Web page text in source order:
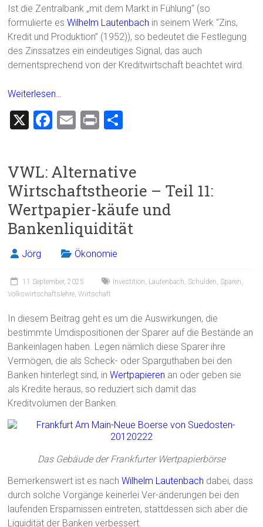
Ist die Zentralbank „mit dem Markt in Fühlung“ (so
formulierte esWilhelm Lautenbach in seinem Werk “Zins,
Kredit und Produktion” (1952)), so bedeutet die Festlegung
des Zinssatzes ein eindeutiges Signal, das auch
dementsprechend von der Kreditwirtschaft beachtet wird.
Weiterlesen…
X
F
b
o
ok
E
l
Pr
n
VWL: Alternative
Wirtschaftstheorie – Teil 11:
Wertpapier-käufe und
Bankenliquidität
Jörg Ökonomie
11 September, 2025 Investition, Lautenbach, Schulden, Sparen,
Volkswirtschaftslehre,Wirtschaft
In diesem Beitrag geht es um die Auswirkungen, die
bestimmte Umdispositionen der Sparer auf die Bestände an
Bankeinlagen haben. Legen nämlich diese Sparer ihre
Vermögen, die als Scheck- oder Sparguthaben bei den
Banken hinterlegt sind, inWertpapieren an oder geben sie
als Kredite heraus, so reduziert sich damit das
Kreditvolumen der Banken.
Das Gebäude der Frankfurter Wertpapierbörse
Bemerkenswert ist es nachWilhelm Lautenbach dabei, dass
durch solche Vorgänge keinerlei Ver-änderungen bei den
laufenden Ersparnissen eintreten, stattdessen sich aber die
Liquidität der Banken verbessert.